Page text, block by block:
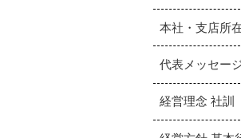
本社・支店所
代表メッセー
経営理念 社訓